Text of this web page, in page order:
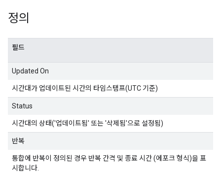
정의
필드
Updated On
시간대가 업데이트된 시간의 타임스탬프(UTC 기준)
Status
시간대의 상태('업데이트됨' 또는 '삭제됨'으로 설정됨)
반복
통합에 반복이 정의된 경우 반복 간격 및 종료 시간 (에포크 형식)을 표
시합니다.